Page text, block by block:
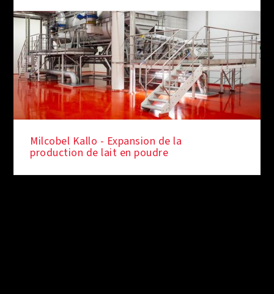
Milcobel Kallo - Expansion de la
production de lait en poudre